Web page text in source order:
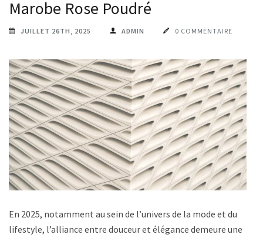
Marobe Rose Poudré
JUILLET 26TH, 2025 ADMIN 0 COMMENTAIRE
En 2025, notamment au sein de l’univers de la mode et du
lifestyle, l’alliance entre douceur et élégance demeure une